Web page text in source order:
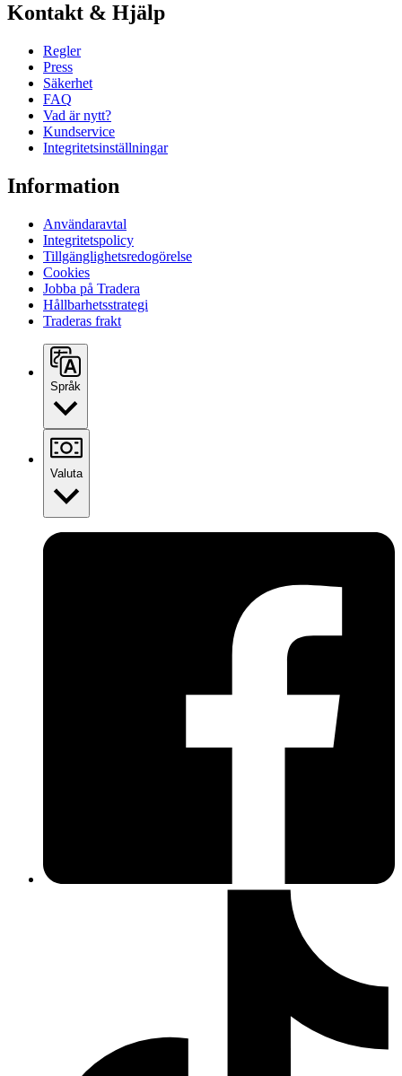
Kontakt & Hjälp
Regler
Press
Säkerhet
FAQ
Vad är nytt?
Kundservice
Integritetsinställningar
Information
Användaravtal
Integritetspolicy
Tillgänglighetsredogörelse
Cookies
Jobba på Tradera
Hållbarhetsstrategi
Traderas frakt
Språk
Valuta